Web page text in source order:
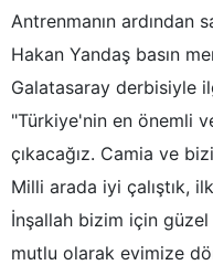
Antrenmanın ardından
Hakan Yandaş basın
Galatasaray derbisiyle
"Türkiye'nin en önemli
çıkacağız. Camia ve
Milli arada iyi çalıştık,
İnşallah bizim için
mutlu olarak evimize